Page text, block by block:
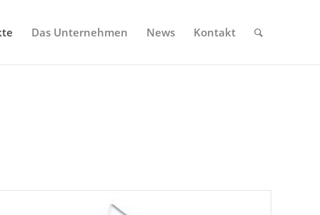
Das Unternehmen News Kontakt